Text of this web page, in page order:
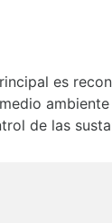
es
de las